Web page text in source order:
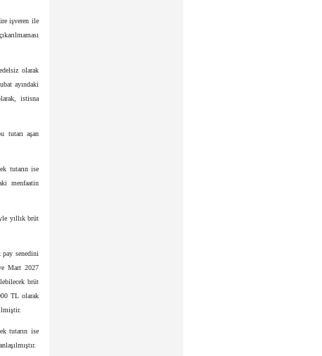
işveren ile
olarak
ayındaki
istisna
tutarı aşan
tutarın ise
menfaatin
yıllık brüt
senedini
Mart 2027
brüt
TL olarak
tutarın ise